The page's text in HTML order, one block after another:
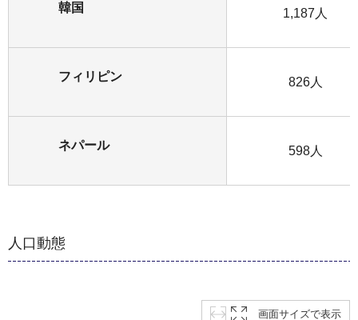
韓国 1,187人
フィリピン 826人
ネパール 598人
人口動態
画面サイズで表示